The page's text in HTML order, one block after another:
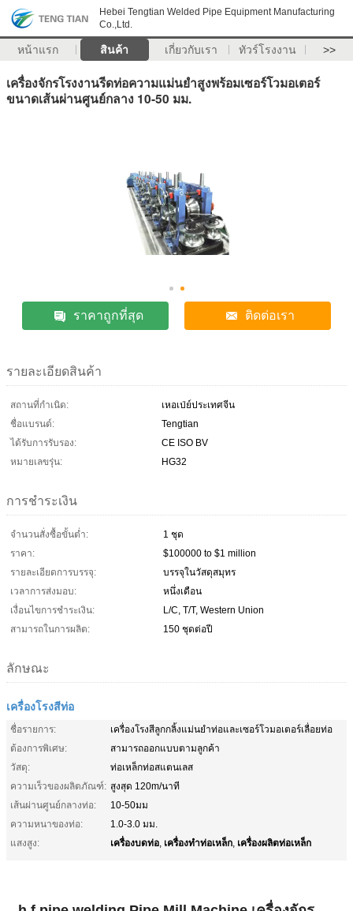
Hebei Tengtian Welded Pipe Equipment Manufacturing
Co.,Ltd.
หน้าแรก สินค้า เกี่ยวกับเรา ทัวร์โรงงาน >>
เครื่องจักรโรงงานรีดท่อความแม่นยำสูงพร้อมเซอร์โวมอเตอร์
ขนาดเส้นผ่านศูนย์กลาง 10-50 มม.
ราคาถูกที่สุด ติดต่อเรา
รายละเอียดสินค้า
สถานที่กำเนิด:
เหอเป่ย์ประเทศจีน
ชื่อแบรนด์:
Tengtian
ได้รับการรับรอง:
CE ISO BV
หมายเลขรุ่น:
HG32
การชำระเงิน
จำนวนสั่งซื้อขั้นต่ำ:
1 ชุด
ราคา:
$100000 to $1 million
รายละเอียดการบรรจุ:
บรรจุในวัสดุสมุทร
เวลาการส่งมอบ:
หนึ่งเดือน
เงื่อนไขการชำระเงิน:
L/C, T/T, Western Union
สามารถในการผลิต:
150 ชุดต่อปี
ลักษณะ
เครื่องโรงสีท่อ
ชื่อรายการ:
เครื่องโรงสีลูกกลิ้งแม่นยำท่อและเซอร์โวมอเตอร์เลื่อยท่อ
ต้องการพิเศษ:
สามารถออกแบบตามลูกค้า
วัสดุ:
ท่อเหล็กท่อสแตนเลส
ความเร็วของผลิตภัณฑ์: สูงสุด 120m/นาที
เส้นผ่านศูนย์กลางท่อ:
10-50มม
ความหนาของท่อ:
1.0-3.0 มม.
แสงสูง:
เครื่องบดท่อ, เครื่องทำท่อเหล็ก, เครื่องผลิตท่อเหล็ก